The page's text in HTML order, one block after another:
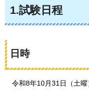
1.試験日程
日時
令和8年10月31日（土